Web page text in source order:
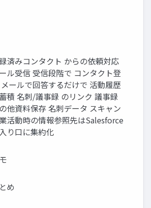
済みコンタクト からの依頼対応
ル受信 受信段階で コンタクト登
ールで回答するだけで 活動履歴
積 名刺/議事録 のリンク 議事録
他資料保存 名刺データ スキャン
活動時の情報参照先はSalesforce
り口に集約化
め